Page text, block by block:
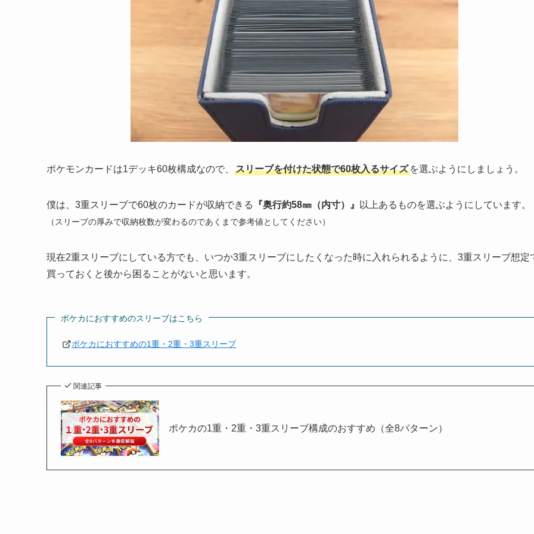
ポケモンカードは1デッキ60枚構成なので、 スリーブを付けた状態で60枚入るサイズ を選ぶようにしましょう。
僕は、3重スリーブで60枚のカードが収納できる 『奥行約58㎜（内寸）』 以上あるものを選ぶようにしています。
（スリーブの厚みで収納枚数が変わるのであくまで参考値としてください）
現在2重スリーブにしている方でも、いつか3重スリーブにしたくなった時に入れられるように、3重スリーブ想定
買っておくと後から困ることがないと思います。
ポケカにおすすめのスリーブはこちら
ポケカにおすすめの1重・2重・3重スリーブ
関連記事
ポケカの1重・2重・3重スリーブ構成のおすすめ（全8パターン）